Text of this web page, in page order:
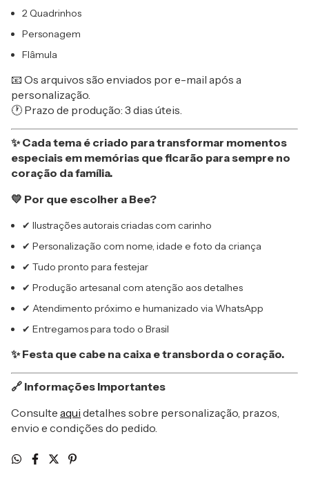
2 Quadrinhos
Personagem
Flâmula
📧 Os arquivos são enviados por e-mail após a
personalização.
🕐 Prazo de produção: 3 dias úteis.
✨ Cada tema é criado para transformar momentos
especiais em memórias que ficarão para sempre no
coração da família.
💛 Por que escolher a Bee?
✔ Ilustrações autorais criadas com carinho
✔ Personalização com nome, idade e foto da criança
✔ Tudo pronto para festejar
✔ Produção artesanal com atenção aos detalhes
✔ Atendimento próximo e humanizado via WhatsApp
✔ Entregamos para todo o Brasil
✨ Festa que cabe na caixa e transborda o coração.
🔗 Informações Importantes
Consulte aqui detalhes sobre personalização, prazos,
envio e condições do pedido.